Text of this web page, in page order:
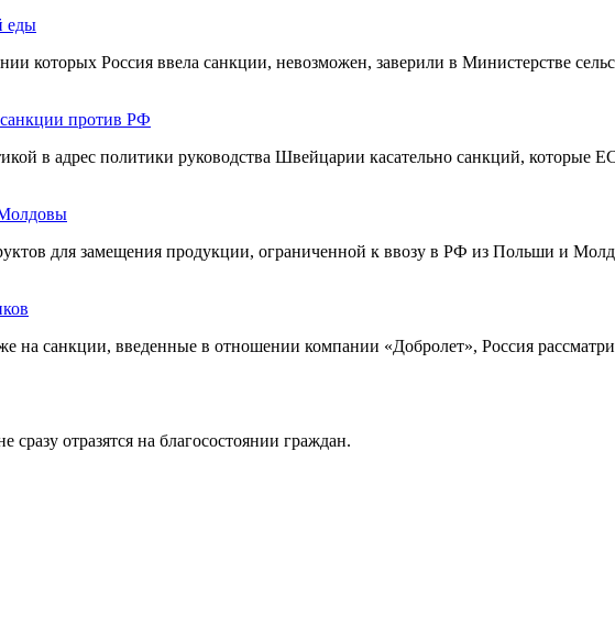
еды
которых Россия ввела санкции, невозможен, заверили в Министерстве
против РФ
в адрес политики руководства Швейцарии касательно санкций, которые
для замещения продукции, ограниченной к ввозу в РФ из Польши и
санкции, введенные в отношении компании «Добролет», Россия
отразятся на благосостоянии граждан.